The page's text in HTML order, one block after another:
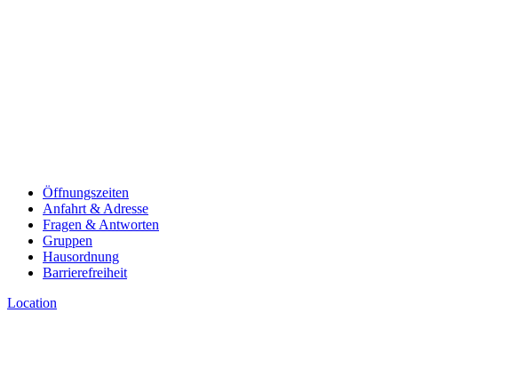
Öffnungszeiten
Anfahrt & Adresse
Fragen & Antworten
Gruppen
Hausordnung
Barrierefreiheit
Location